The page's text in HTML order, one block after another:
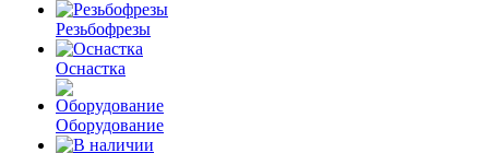
Резьбофрезы
Оснастка
Оборудование